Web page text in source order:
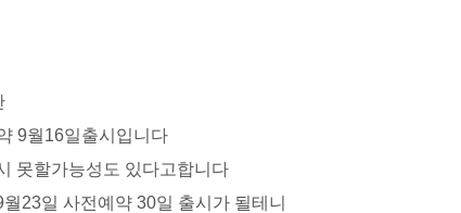
9월16일출시입니다
못할가능성도 있다고합니다
23일 사전예약 30일 출시가 될테니